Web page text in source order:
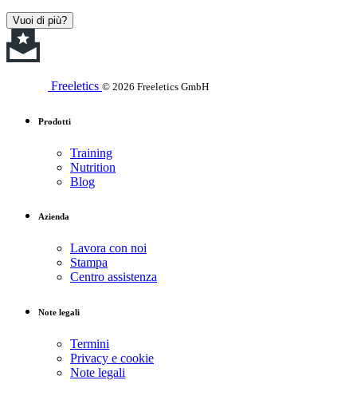
Vuoi di più?
Freeletics © 2026 Freeletics GmbH
Prodotti
Training
Nutrition
Blog
Azienda
Lavora con noi
Stampa
Centro assistenza
Note legali
Termini
Privacy e cookie
Note legali